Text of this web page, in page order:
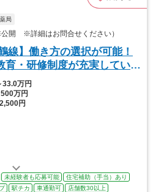
局
開 ※詳細はお問合せください）
線】働き方の選択が可能！
育・研修制度が充実していま
33.0万円
万円
円
未経験者も応募可能
住宅補助（手当）あり
駅チカ 車通勤可
店舗数30以上